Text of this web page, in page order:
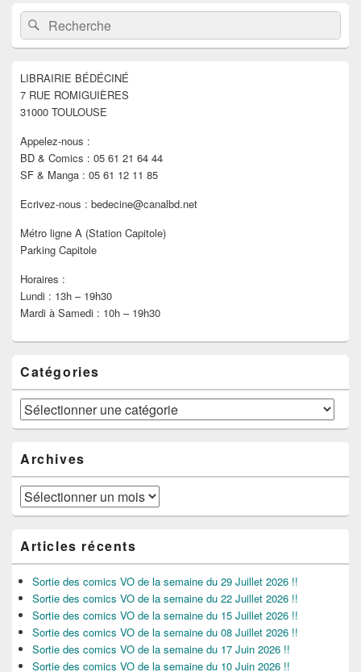
Zone
principale
de
widget
barre
latérale
Recherche :Rechercher
LIBRAIRIE BÉDÉCINÉ
7 RUE ROMIGUIÈRES
31000 TOULOUSE
Appelez-nous :
BD & Comics : 05 61 21 64 44
SF & Manga : 05 61 12 11 85
Ecrivez-nous : bedecine@canalbd.net
Métro ligne A (Station Capitole)
Parking Capitole
Horaires :
Lundi : 13h – 19h30
Mardi à Samedi : 10h – 19h30
Catégories
Catégories
Archives
Archives
Articles récents
Sortie des comics VO de la semaine du 29 Juillet 2026 !!
Sortie des comics VO de la semaine du 22 Juillet 2026 !!
Sortie des comics VO de la semaine du 15 Juillet 2026 !!
Sortie des comics VO de la semaine du 08 Juillet 2026 !!
Sortie des comics VO de la semaine du 17 Juin 2026 !!
Sortie des comics VO de la semaine du 10 Juin 2026 !!